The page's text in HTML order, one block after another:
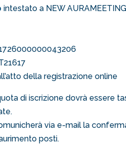
intestato a NEW
della registrazione online
di iscrizione dovrà essere
via e-mail la
posti.